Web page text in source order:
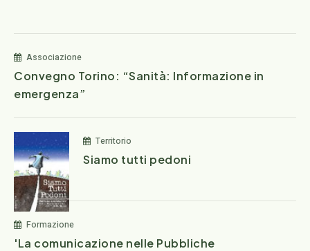
Associazione
Convegno Torino: “Sanità: Informazione in
emergenza”
Territorio
Siamo tutti pedoni
Formazione
'La comunicazione nelle Pubbliche